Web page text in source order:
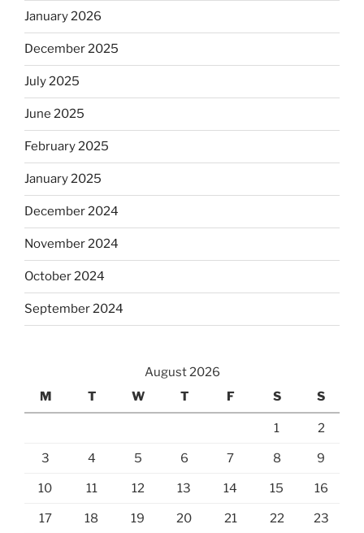
January 2026
December 2025
July 2025
June 2025
February 2025
January 2025
December 2024
November 2024
October 2024
September 2024
August 2026
M
T W T F S S
1 2
3 4 5 6 7 8 9
10 11 12 13 14 15 16
17 18 19 20 21 22 23